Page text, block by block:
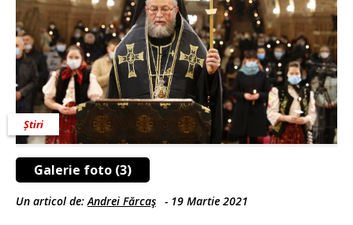
Galerie foto (3)
Știri
Un articol de: Andrei Fărcaş - 19 Martie 2021